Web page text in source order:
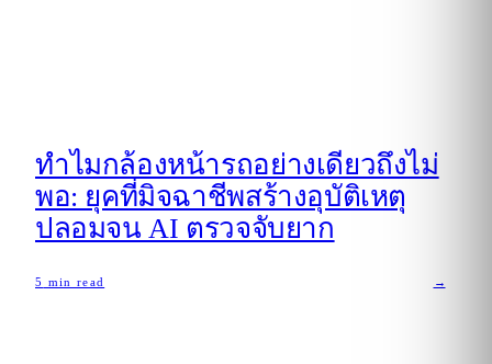
ทำไมกล้องหน้ารถอย่างเดียวถึงไม่
พอ: ยุคที่มิจฉาชีพสร้างอุบัติเหตุ
ปลอมจน AI ตรวจจับยาก
5 min read →